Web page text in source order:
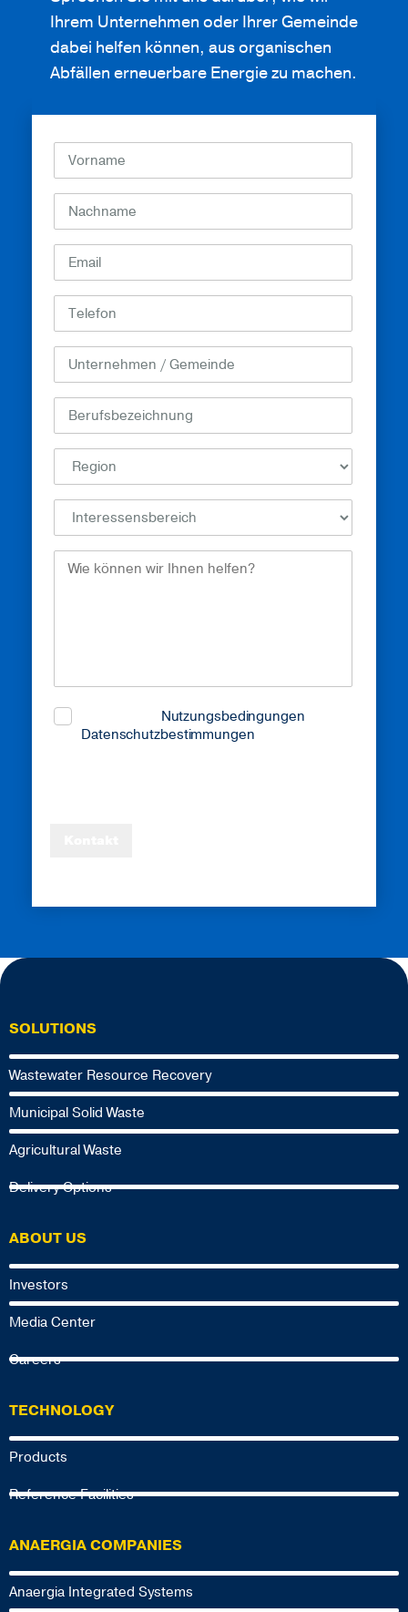
Ihrem Unternehmen oder Ihrer Gemeinde
dabei helfen können, aus organischen
Abfällen erneuerbare Energie zu machen.
How
Can
Nutzungsbedingungen
Datenschutzbestimmungen
SOLUTIONS
Wastewater Resource Recovery
Municipal Solid Waste
Agricultural Waste
Delivery Options
ABOUT US
Investors
Media Center
Careers
TECHNOLOGY
Products
Reference Facilities
ANAERGIA COMPANIES
Anaergia Integrated Systems